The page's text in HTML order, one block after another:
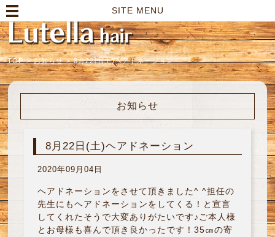
SITE MENU
TOP > お知らせ > 8月22日(土)ヘアドネーション
お知らせ
8月22日(土)ヘアドネーション
2020年09月04日
ヘアドネーションをさせて頂きました^ ^担任の
先生にもヘアドネーションをしてくる！と宣言
してくれたそうで大変ありがたいです♪ご本人様
とお母様も喜んで頂き良かったです！35㎝の寄